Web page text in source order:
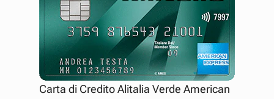
Carta di Credito Alitalia Verde American